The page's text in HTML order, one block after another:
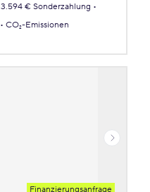
3.594 € Sonderzahlung
CO₂-Emissionen
Finanzierungsanfrage